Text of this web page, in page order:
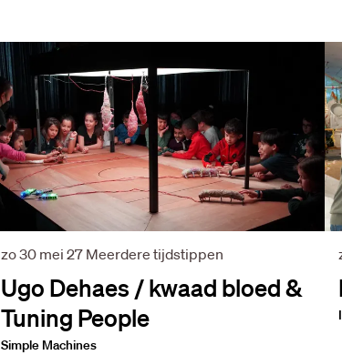
Ugo Dehaes / kwaad bloed &
Tuning People
Simple Machines
zo 30 mei 27 Meerdere tijdstippen